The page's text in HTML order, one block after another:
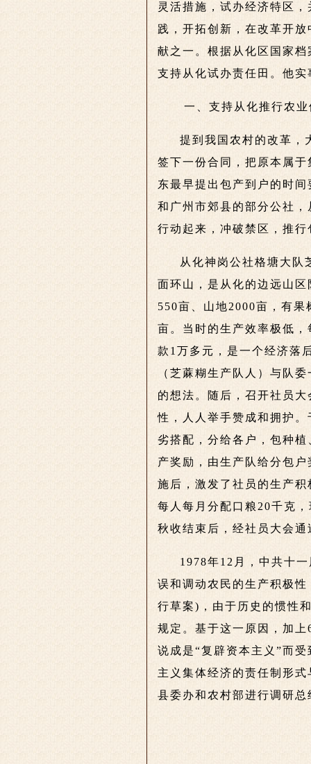
灵活措施，试办经济特区
践，开拓创新，在改革开
献之一。根据从化区国家
支持从化试办责任田。他
一、支持从化推行农
提到我国农村的改革，
签下一份合同，把原本属
东最早提出包产到户的时
和广州市郊县的部分公社
行动起来，冲破禁区，推
从化神岗公社格塘大队
面环山，是从化的边远山
550亩、山地2000亩，有
亩。当时的生产效率极低
款1万多元，是一个经济落
（芝蔴糊生产队人）与队
的想法。随后，召开社员
性，人人举手赞成和拥护
劣搭配，分给各户，包种
产奖励，由生产队给分包
施后，激发了社员的生产
每人每月分配口粮20千克
秋收结束后，经社员大会
1978年12月，中共十
误和调动农民的生产积极
行草案)，由于历史的惯性
规定。基于这一原因，加
说成是“复辟资本主义”而
主义集体经济的责任制形
县委办和农村部进行调研